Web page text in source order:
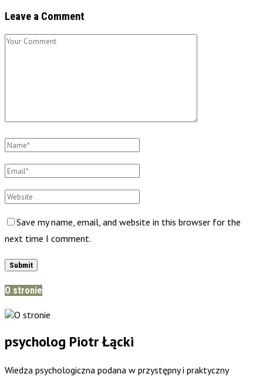
Leave a Comment
Save my name, email, and website in this browser for the
next time I comment.
O stronie
psycholog Piotr Łącki
Wiedza psychologiczna podana w przystępny i praktyczny